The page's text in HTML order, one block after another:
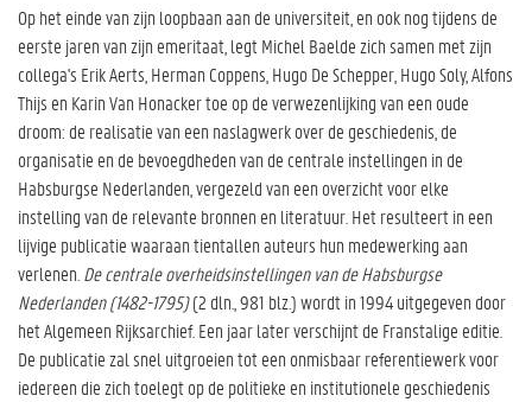
Op het einde van zijn loopbaan aan de universiteit, en ook nog tijdens de
eerste jaren van zijn emeritaat, legt Michel Baelde zich samen met zijn
collega's Erik Aerts, Herman Coppens, Hugo De Schepper, Hugo Soly, Alfons
Thijs en Karin Van Honacker toe op de verwezenlijking van een oude
droom: de realisatie van een naslagwerk over de geschiedenis, de
organisatie en de bevoegdheden van de centrale instellingen in de
Habsburgse Nederlanden, vergezeld van een overzicht voor elke
instelling van de relevante bronnen en literatuur. Het resulteert in een
lijvige publicatie waaraan tientallen auteurs hun medewerking aan
verlenen. De centrale overheidsinstellingen van de Habsburgse
Nederlanden (1482-1795)(2 dln., 981 blz.) wordt in 1994 uitgegeven door
het Algemeen Rijksarchief. Een jaar later verschijnt de Franstalige editie.
De publicatie zal snel uitgroeien tot een onmisbaar referentiewerk voor
iedereen die zich toelegt op de politieke en institutionele geschiedenis